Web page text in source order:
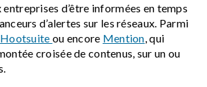
d’être informées en temps
d’alertes sur les réseaux. Parmi
Hootsuite ou encore Mention, qui
croisée de contenus, sur un ou